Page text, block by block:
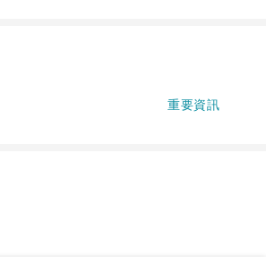
重要資訊